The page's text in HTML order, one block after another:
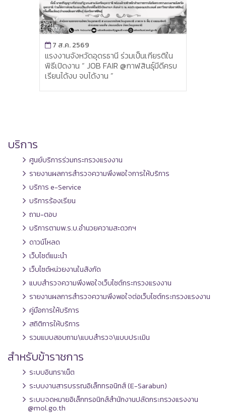
7 ส.ค. 2569
แรงงานจังหวัดอุดรธานี ร่วมเป็นเกียรติใน
พิธีเปิดงาน “ JOB FAIR @กาฬสินธุ์มีดีครบ
เรียนได้งบ จบได้งาน ”
บริการ
ศูนย์บริการร่วมกระทรวงแรงงาน
รายงานผลการสำรวจความพึงพอใจการให้บริการ
บริการ e-Service
บริการร้องเรียน
ถาม-ตอบ
บริการตามพ.ร.บ.อำนวยความสะดวกฯ
ดาวน์โหลด
เว็บไซต์แนะนำ
เว็บไซต์หน่วยงานในสังกัด
แบบสำรวจความพึงพอใจเว็บไซต์กระทรวงแรงงาน
รายงานผลการสำรวจความพึงพอใจต่อเว็บไซต์กระทรวงแรงงาน
คู่มือการให้บริการ
สถิติการให้บริการ
รวมแบบสอบถาม\แบบสำรวจ\แบบประเมิน
สำหรับข้าราชการ
ระบบอินทราเน็ต
ระบบงานสารบรรณอิเล็กทรอนิกส์ (E-Sarabun)
ระบบจดหมายอิเล็กทรอนิกส์สำนักงานปลัดกระทรวงแรงงาน
@mol.go.th